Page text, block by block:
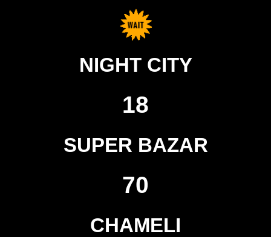
NIGHT CITY
18
SUPER BAZAR
70
CHAMELI